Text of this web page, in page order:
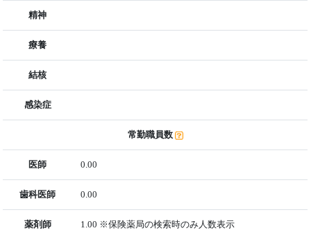
精神
療養
結核
感染症
常勤職員数
医師 0.00
歯科医師 0.00
薬剤師 1.00 ※保険薬局の検索時のみ人数表示